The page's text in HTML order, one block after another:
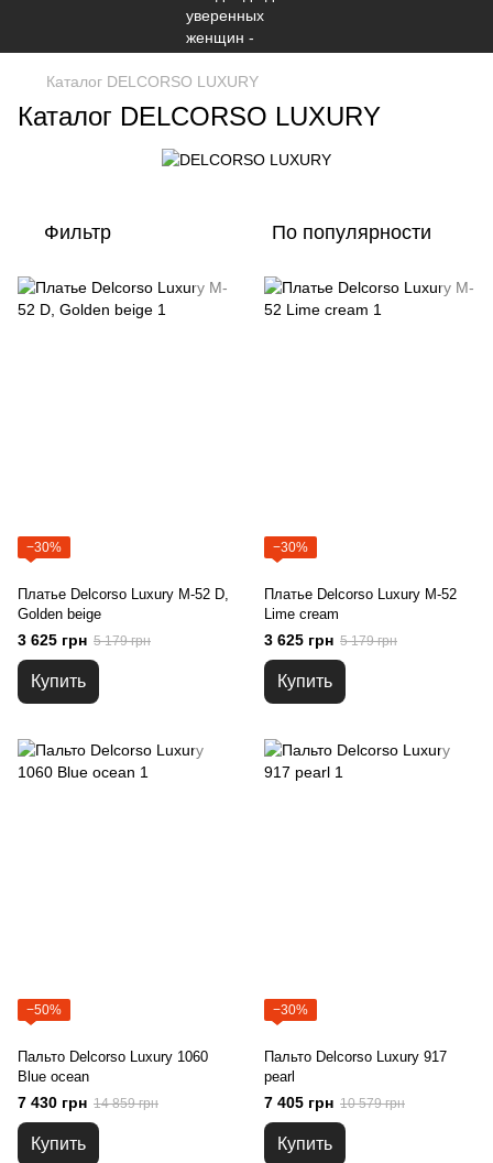
Каталог DELCORSO LUXURY
Каталог DELCORSO LUXURY
Фильтр По популярности
−30%
Платье Delcorso Luxury M-52 D,
Golden beige
3 625 грн 5 179 грн
Купить
−30%
Платье Delcorso Luxury M-52
Lime cream
3 625 грн 5 179 грн
Купить
−50%
Пальто Delcorso Luxury 1060
Blue ocean
7 430 грн 14 859 грн
Купить
−30%
Пальто Delcorso Luxury 917
pearl
7 405 грн 10 579 грн
Купить